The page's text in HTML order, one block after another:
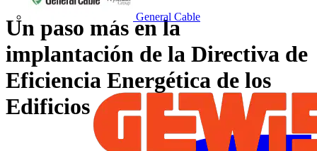
General Cable
Un paso más en la
implantación de la Directiva de
Eficiencia Energética de los
Edificios